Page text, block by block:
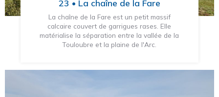
23 • La chaîne de la Fare
La chaîne de la Fare est un petit massif
calcaire couvert de garrigues rases. Elle
matérialise la séparation entre la vallée de la
Touloubre et la plaine de l'Arc.